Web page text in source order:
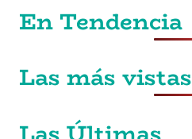
En Tendencia
Las más vistas